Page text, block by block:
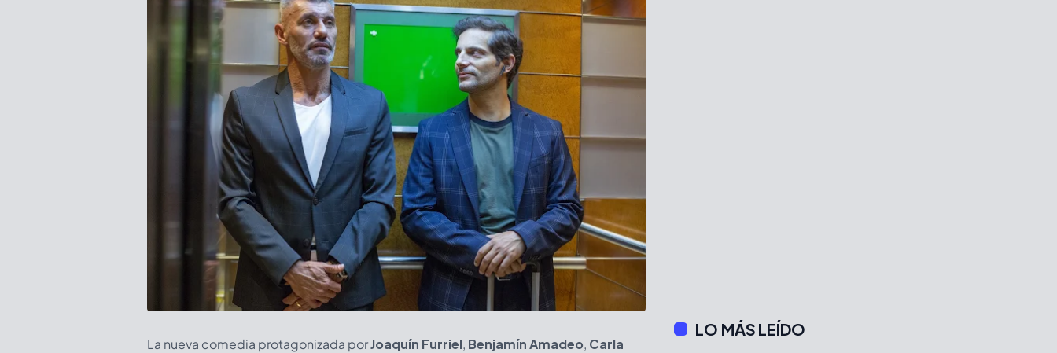
La nueva comedia protagonizada porJoaquín Furriel, Benjamín Amadeo, Carla
LO MÁS LEÍDO